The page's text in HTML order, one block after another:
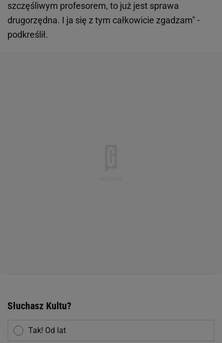
szczęśliwym profesorem, to już jest sprawa
drugorzędna. I ja się z tym całkowicie zgadzam" -
podkreślił.
Słuchasz Kultu?
Tak! Od lat